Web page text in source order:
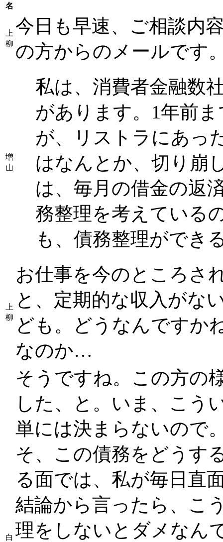
名
上
柳
今日も早速、ご相談内
の方からのメールです
増
山
私は、消費者金融数
があります。1年前
が、リストラにあっ
はなんとか、切り崩
は、毎月の借金の返
務整理を考えている
も、債務整理ができ
上
柳
お仕事を今のところさ
と、定期的な収入がな
ども。どうなんですか
なのか…
白
そうですね。この方の
した、と。いま、こう
単には決まらないので
そ、この債務をどうす
る面では、私が毎日直
結論から言ったら、こ
理をしないとダメなん